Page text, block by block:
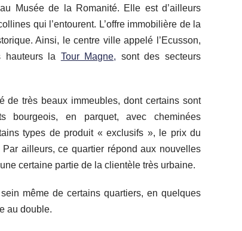
Musée de la Romanité. Elle est d’ailleurs
qui l’entourent. L’offre immobilière de la
Ainsi, le centre ville appelé l’Ecusson,
la Tour Magne, sont des secteurs
de très beaux immeubles, dont certains sont
bourgeois, en parquet, avec cheminées
types de produit « exclusifs », le prix du
ailleurs, ce quartier répond aux nouvelles
certaine partie de la clientèle très urbaine.
même de certains quartiers, en quelques
au double.